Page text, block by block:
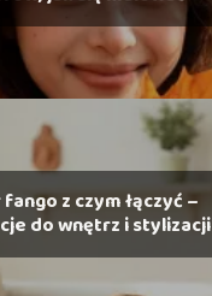
z czym łączyć –
do wnętrz i stylizacji